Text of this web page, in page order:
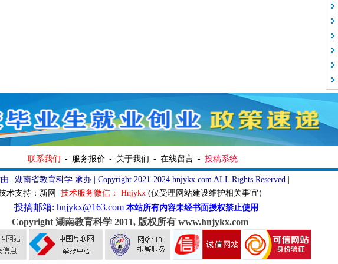
联系我们 - 服务报价- 关于我们 - 在线留言- 投稿系统
--湖南省教育科学 承办 | Copyright 2021-2024 hnjykx.com ALL Rights Reserved |
术支持：新网 技术服务微信 ： Hnjykx (仅受理网站建设维护相关事宜）
投搞邮箱: hnjykx@163.com 本站所有内容未经书面授权禁止使用
Copyright 湖南教育科学 2011, 版权所有 www.hnjykx.com